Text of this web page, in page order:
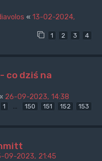
« 13-02-2024,
1 2 3 4
co dziś na
26-09-2023, 14:38
1 … 150 151 152 153
09-2023, 21:45